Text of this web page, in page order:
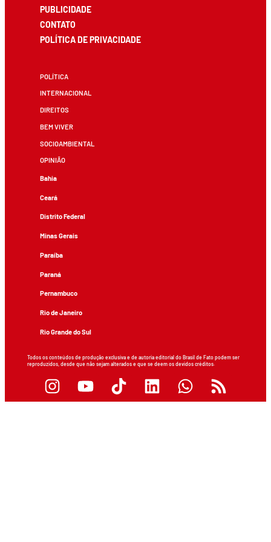
PUBLICIDADE
CONTATO
POLÍTICA DE PRIVACIDADE
POLÍTICA
INTERNACIONAL
DIREITOS
BEM VIVER
SOCIOAMBIENTAL
OPINIÃO
Bahia
Ceará
Distrito Federal
Minas Gerais
Paraíba
Paraná
Pernambuco
Rio de Janeiro
Rio Grande do Sul
Todos os conteúdos de produção exclusiva e de autoria editorial do Brasil de Fato podem ser
reproduzidos, desde que não sejam alterados e que se deem os devidos créditos.